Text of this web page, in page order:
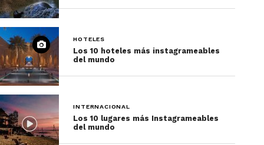
HOTELES
Los 10 hoteles más instagrameables
del mundo
INTERNACIONAL
Los 10 lugares más Instagrameables
del mundo